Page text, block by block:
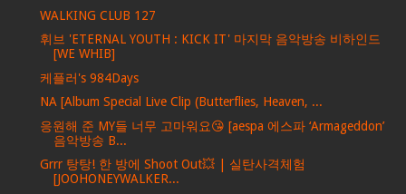
WALKING CLUB 127
휘브 'ETERNAL YOUTH : KICK IT' 마지막 음악방송 비하인드
[WE WHIB]
케플러's 984Days
NA [Album Special Live Clip (Butterflies, Heaven, ...
응원해 준 MY들 너무 고마워요😘 [aespa 에스파 ‘Armageddon’
음악방송 B...
Grrr 탕탕! 한 방에 Shoot Out💥 | 실탄사격체험
[JOOHONEYWALKER...